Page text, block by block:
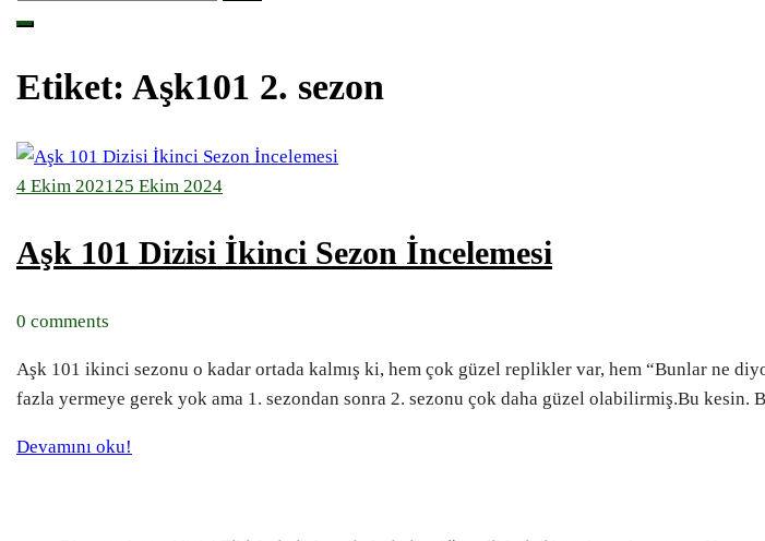
Etiket: Aşk101 2. sezon
4 Ekim 2021 25 Ekim 2024
Aşk 101 Dizisi İkinci Sezon İncelemesi
0 comments
Aşk 101 ikinci sezonu o kadar ortada kalmış ki, hem çok güzel replikler var, hem “Bunlar ne
fazla yermeye gerek yok ama 1. sezondan sonra 2. sezonu çok daha güzel olabilirmiş.Bu
Devamını oku!